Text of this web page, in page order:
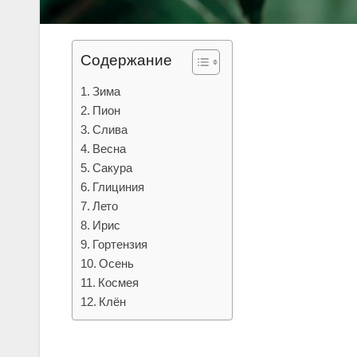
Содержание
Зима
Пион
Слива
Весна
Сакура
Глициния
Лето
Ирис
Гортензия
Осень
Космея
Клён